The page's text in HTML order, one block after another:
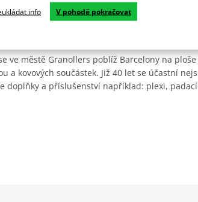
ve městě Granollers poblíž Barcelony na ploše
a kovových součástek. Již 40 let se účastní
doplňky a příslušenství například: plexi,
info V pohodě pokračovat